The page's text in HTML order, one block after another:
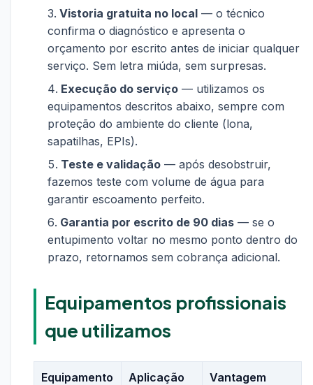
Vistoria gratuita no local — o técnico
confirma o diagnóstico e apresenta o
orçamento por escrito antes de iniciar qualquer
serviço. Sem letra miúda, sem surpresas.
Execução do serviço — utilizamos os
equipamentos descritos abaixo, sempre com
proteção do ambiente do cliente (lona,
sapatilhas, EPIs).
Teste e validação — após desobstruir,
fazemos teste com volume de água para
garantir escoamento perfeito.
Garantia por escrito de 90 dias — se o
entupimento voltar no mesmo ponto dentro do
prazo, retornamos sem cobrança adicional.
Equipamentos profissionais
que utilizamos
Equipamento Aplicação Vantagem